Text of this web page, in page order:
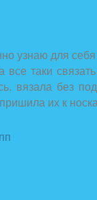
узнаю для себя
все таки
вязала без
их к